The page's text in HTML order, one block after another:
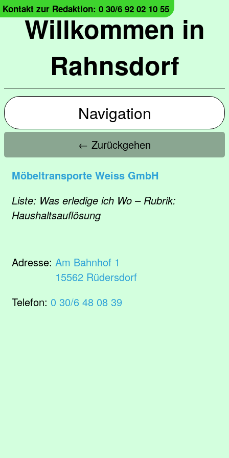
Willkommen in
Rahnsdorf
Kontakt zur Redaktion: 0 30/6 92 02 10 55
Navigation
← Zurückgehen
Möbeltransporte Weiss GmbH
Liste: Was erledige ich Wo – Rubrik:
Haushaltsauflösung
Adresse: Am Bahnhof 1
15562 Rüdersdorf
Telefon: 0 30/6 48 08 39